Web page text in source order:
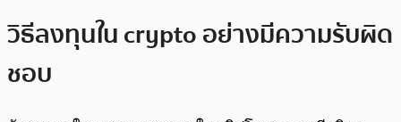
วิธีลงทุนใน crypto อย่างมีความรับผิด
ชอบ